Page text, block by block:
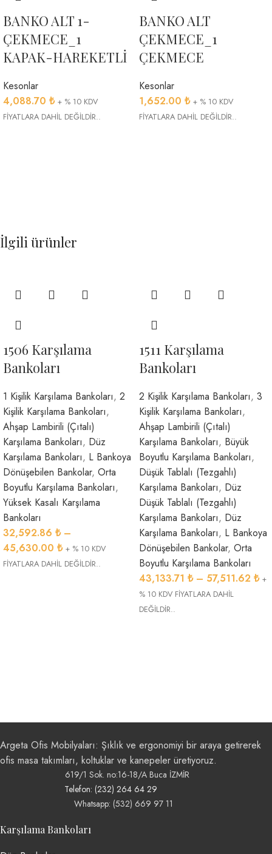
BANKO ALT 1-
ÇEKMECE_1
KAPAK-HAREKETLİ
Kesonlar
4,088.70 ₺ + % 10 KDV
FİYATLARA DAHİL DEĞİLDİR..
BANKO ALT
ÇEKMECE_1
ÇEKMECE
Kesonlar
1,652.00 ₺ + % 10 KDV
FİYATLARA DAHİL DEĞİLDİR..
İlgili ürünler
1506 Karşılama
Bankoları
1 Kişilik Karşılama Bankoları, 2
Kişilik Karşılama Bankoları,
Ahşap Lambirili (Çıtalı)
Karşılama Bankoları, Düz
Karşılama Bankoları, L Bankoya
Dönüşebilen Bankolar, Orta
Boyutlu Karşılama Bankoları,
Yüksek Kasalı Karşılama
Bankoları
32,592.86 ₺ –
45,630.00 ₺ + % 10 KDV
FİYATLARA DAHİL DEĞİLDİR..
1511 Karşılama
Bankoları
2 Kişilik Karşılama Bankoları, 3
Kişilik Karşılama Bankoları,
Ahşap Lambirili (Çıtalı)
Karşılama Bankoları, Büyük
Boyutlu Karşılama Bankoları,
Düşük Tablalı (Tezgahlı)
Karşılama Bankoları, Düz
Düşük Tablalı (Tezgahlı)
Karşılama Bankoları, Düz
Karşılama Bankoları, L Bankoya
Dönüşebilen Bankolar, Orta
Boyutlu Karşılama Bankoları
43,133.71 ₺ – 57,511.62 ₺ +
% 10 KDV FİYATLARA DAHİL
DEĞİLDİR..
Argeta Ofis Mobilyaları: Şıklık ve ergonomiyi bir araya getirerek
ofis masa takımları, koltuklar ve kanepeler üretiyoruz.
619/1 Sok. no:16-18/A Buca İZMİR
Telefon: (232) 264 64 29
Whatsapp: (532) 669 97 11
Karşılama Bankoları